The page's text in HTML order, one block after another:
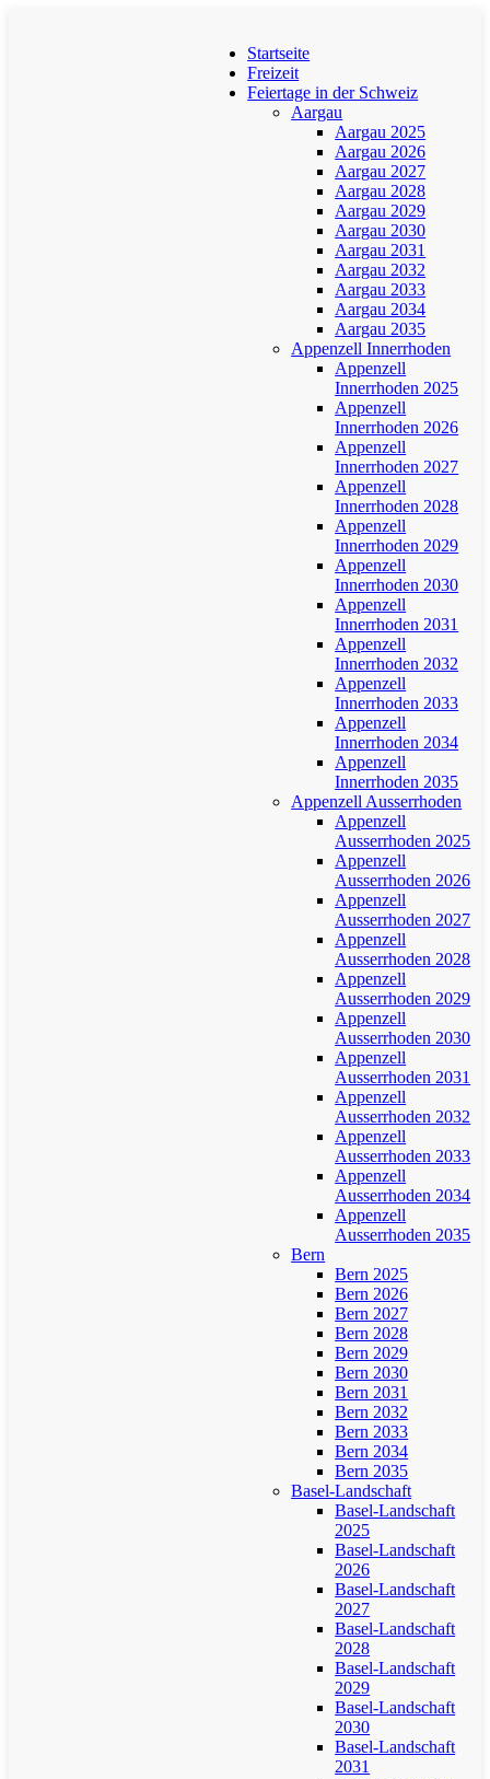
Startseite
Freizeit
Feiertage in der Schweiz
Aargau
Aargau 2025
Aargau 2026
Aargau 2027
Aargau 2028
Aargau 2029
Aargau 2030
Aargau 2031
Aargau 2032
Aargau 2033
Aargau 2034
Aargau 2035
Appenzell Innerrhoden
Appenzell
Innerrhoden 2025
Appenzell
Innerrhoden 2026
Appenzell
Innerrhoden 2027
Appenzell
Innerrhoden 2028
Appenzell
Innerrhoden 2029
Appenzell
Innerrhoden 2030
Appenzell
Innerrhoden 2031
Appenzell
Innerrhoden 2032
Appenzell
Innerrhoden 2033
Appenzell
Innerrhoden 2034
Appenzell
Innerrhoden 2035
Appenzell Ausserrhoden
Appenzell
Ausserrhoden 2025
Appenzell
Ausserrhoden 2026
Appenzell
Ausserrhoden 2027
Appenzell
Ausserrhoden 2028
Appenzell
Ausserrhoden 2029
Appenzell
Ausserrhoden 2030
Appenzell
Ausserrhoden 2031
Appenzell
Ausserrhoden 2032
Appenzell
Ausserrhoden 2033
Appenzell
Ausserrhoden 2034
Appenzell
Ausserrhoden 2035
Bern
Bern 2025
Bern 2026
Bern 2027
Bern 2028
Bern 2029
Bern 2030
Bern 2031
Bern 2032
Bern 2033
Bern 2034
Bern 2035
Basel-Landschaft
Basel-Landschaft
2025
Basel-Landschaft
2026
Basel-Landschaft
2027
Basel-Landschaft
2028
Basel-Landschaft
2029
Basel-Landschaft
2030
Basel-Landschaft
2031